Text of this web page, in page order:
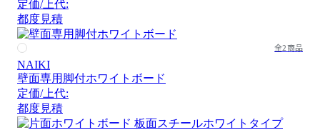
定価/上代:
都度見積
全2商品
NAIKI
壁面専用脚付ホワイトボード
定価/上代:
都度見積